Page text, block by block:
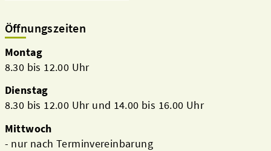
Öffnungszeiten
Montag
8.30 bis 12.00 Uhr
Dienstag
8.30 bis 12.00 Uhr und 14.00 bis 16.00 Uhr
Mittwoch
- nur nach Terminvereinbarung